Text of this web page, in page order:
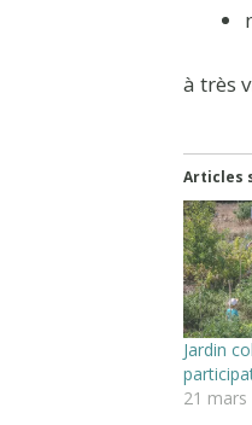
à très
Articles
Jardin
21 mars